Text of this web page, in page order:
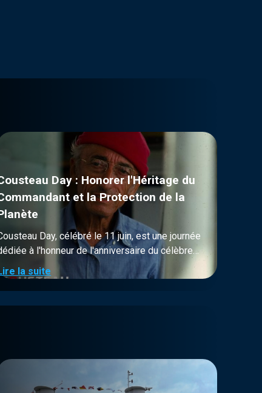
Day : Honorer l'Héritage du
et la Protection de la
Day, célébré le 11 juin, est une journée
à l'honneur de l'anniversaire du célèbre
océanographique et défenseur de
le commandant Jacques-Yves
Cette journée est non seulement un
à ses nombreuses contributions à
des individus et des organisations qui
œuvrent pour protéger notre planète.
la suite